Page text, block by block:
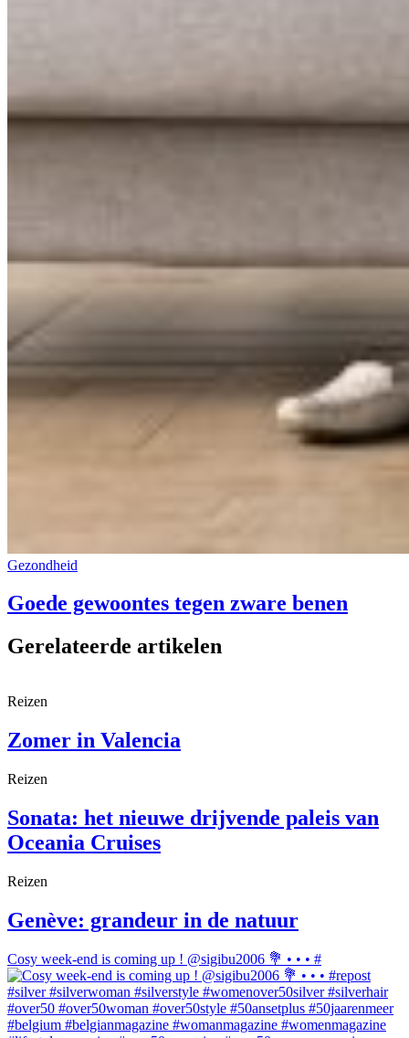
Gezondheid
Goede gewoontes tegen zware benen
Gerelateerde artikelen
Reizen
Zomer in Valencia
Reizen
Sonata: het nieuwe drijvende paleis van
Oceania Cruises
Reizen
Genève: grandeur in de natuur
Cosy week-end is coming up ! @sigibu2006 💐 • • • #